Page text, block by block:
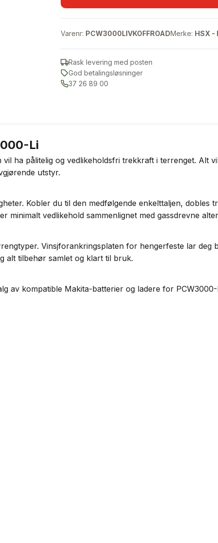
Varenr: PCW3000LIVKOFFROADMerke: HSX -
Rask levering med posten
God betalingsløsninger
37 26 89 00
Li
ha pålitelig og vedlikeholdsfri trekkraft i terrenget. Alt
utstyr.
Kobler du til den medfølgende enkelttaljen, dobles
minimalt vedlikehold sammenlignet med gassdrevne
Vinsjforankringsplaten for hengerfeste lar deg
alt tilbehør samlet og klart til bruk.
av kompatible Makita-batterier og ladere for PCW3000-